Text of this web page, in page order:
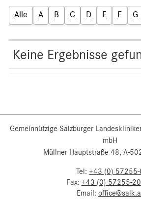
Alle A B C D E F G
Keine Ergebnisse
Gemeinnützige Salzburger
mbH
Müllner Hauptstraße 48, A-
Tel: +43 (0) 57255-
Fax: +43 (0) 57255-
Email: